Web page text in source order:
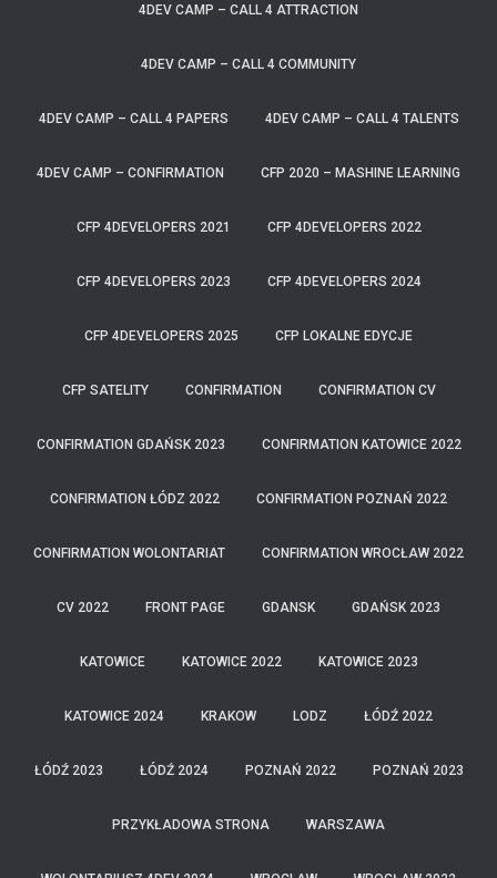
4DEV CAMP – CALL 4 ATTRACTION
4DEV CAMP – CALL 4 COMMUNITY
4DEV CAMP – CALL 4 PAPERS 4DEV CAMP – CALL 4 TALENTS
4DEV CAMP – CONFIRMATION CFP 2020 – MASHINE LEARNING
CFP 4DEVELOPERS 2021 CFP 4DEVELOPERS 2022
CFP 4DEVELOPERS 2023 CFP 4DEVELOPERS 2024
CFP 4DEVELOPERS 2025 CFP LOKALNE EDYCJE
CFP SATELITY CONFIRMATION CONFIRMATION CV
CONFIRMATION GDAŃSK 2023 CONFIRMATION KATOWICE 2022
CONFIRMATION ŁÓDZ 2022 CONFIRMATION POZNAŃ 2022
CONFIRMATION WOLONTARIAT CONFIRMATION WROCŁAW 2022
CV 2022 FRONT PAGE GDANSK GDAŃSK 2023
KATOWICE KATOWICE 2022 KATOWICE 2023
KATOWICE 2024 KRAKOW LODZ ŁÓDŹ 2022
ŁÓDŹ 2023 ŁÓDŹ 2024 POZNAŃ 2022 POZNAŃ 2023
PRZYKŁADOWA STRONA WARSZAWA